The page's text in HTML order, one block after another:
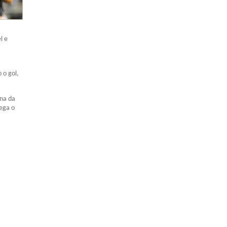
e
o gol,
da
o